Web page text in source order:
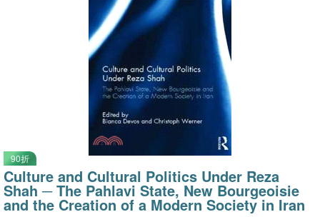
90折
Culture and Cultural Politics Under Reza
Shah ─ The Pahlavi State, New Bourgeoisie
and the Creation of a Modern Society in Iran